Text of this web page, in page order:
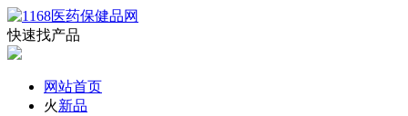
快速找产品
网站首页
火新品